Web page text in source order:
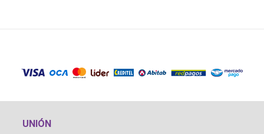
UNIÓN